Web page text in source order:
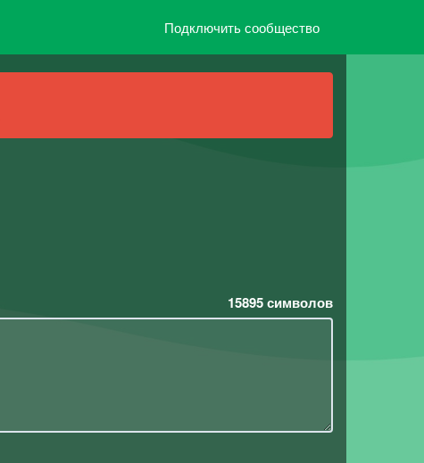
Подключить сообщество
15895символов